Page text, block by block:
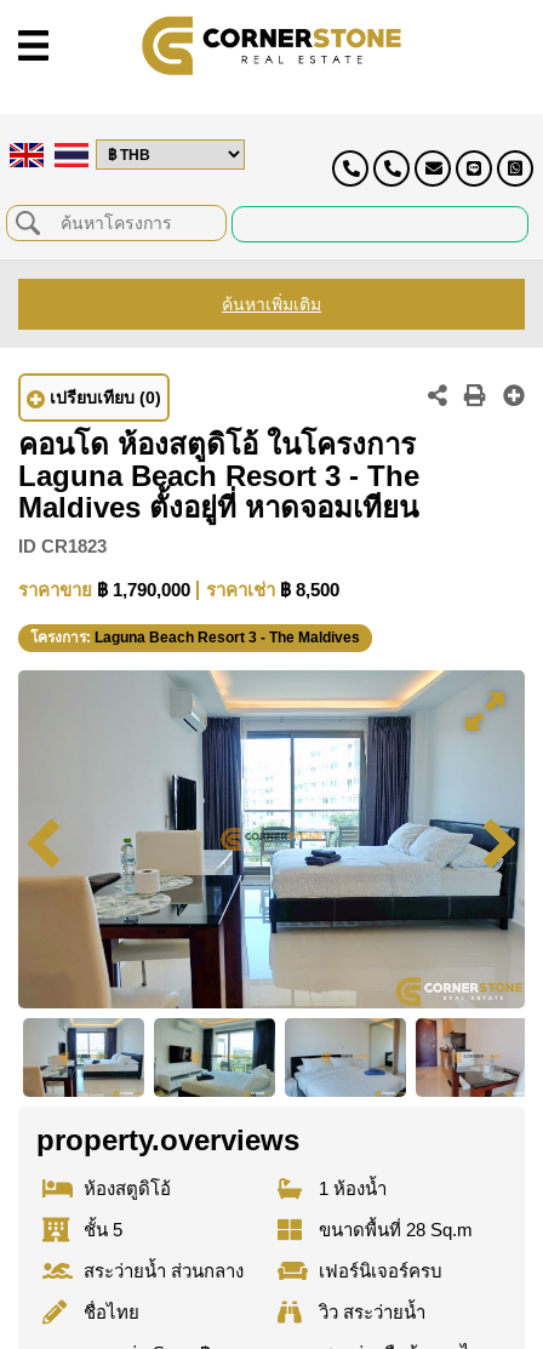
ค้นหาเพิ่มเติม
เปรียบเทียบ (0)
คอนโด ห้องสตูดิโอ้ ในโครงการ
Laguna Beach Resort 3 - The
Maldives ตั้งอยู่ที่ หาดจอมเทียน
ID CR1823
ราคาขาย ฿ 1,790,000 ราคาเช่า ฿ 8,500
โครงการ: Laguna Beach Resort 3 - The Maldives
property.overviews
ห้องสตูดิโอ้
1 ห้องน้ำ
ชั้น 5
ขนาดพื้นที่ 28 Sq.m
สระว่ายน้ำ ส่วนกลาง
เฟอร์นิเจอร์ครบ
ชื่อไทย
วิว สระว่ายน้ำ